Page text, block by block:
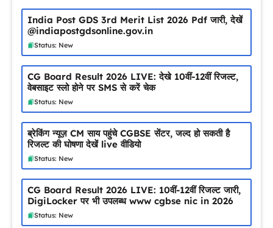
India Post GDS 3rd Merit List 2026 Pdf जारी, देखें
@indiapostgdsonline.gov.in
Status: New
CG Board Result 2026 LIVE: देखे 10वीं-12वीं रिजल्ट,
वेबसाइट स्लो होने पर SMS से करें चेक
Status: New
ब्रेकिंग न्यूज़ CM साय पहुंचे CGBSE सेंटर, जल्द हो सकती है
रिजल्ट की घोषणा देखें live वीडियो
Status: New
CG Board Result 2026 LIVE: 10वीं-12वीं रिजल्ट जारी,
DigiLocker पर भी उपलब्ध www cgbse nic in 2026
Status: New